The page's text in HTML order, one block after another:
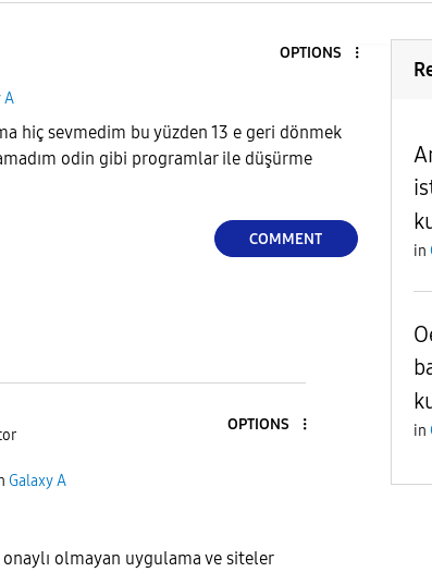
OPTIONS
A
hiç sevmedim bu yüzden 13 e geri dönmek
odin gibi programlar ile düşürme
COMMENT
OPTIONS
Galaxy A
olmayan uygulama ve siteler
in
in